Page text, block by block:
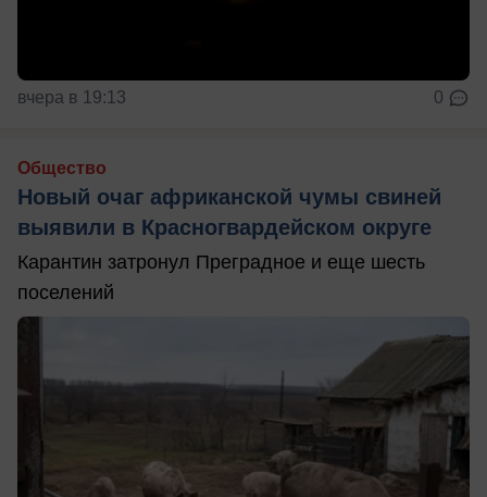
вчера в 19:13 0
Общество
Новый очаг африканской чумы свиней
выявили в Красногвардейском округе
Карантин затронул Преградное и еще шесть
поселений